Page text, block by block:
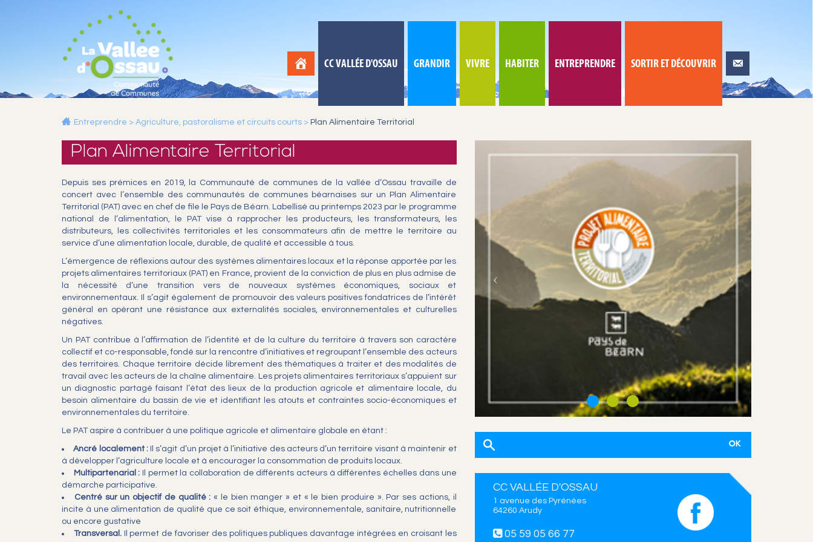
CC VALLÉE D'OSSAU GRANDIR VIVRE HABITER ENTREPRENDRE SORTIR ET DÉCOUVRIR
Entreprendre > Agriculture, pastoralisme et circuits courts > Plan Alimentaire Territorial
Plan Alimentaire Territorial
Depuis ses prémices en 2019, la Communauté de communes de la vallée d’Ossau travaille de
concert avec l’ensemble des communautés de communes béarnaises sur un Plan Alimentaire
Territorial (PAT) avec en chef de file le Pays de Béarn. Labellisé au printemps 2023 par le programme
national de l’alimentation, le PAT vise à rapprocher les producteurs, les transformateurs, les
distributeurs, les collectivités territoriales et les consommateurs afin de mettre le territoire au
service d’une alimentation locale, durable, de qualité et accessible à tous.
L’émergence de réflexions autour des systèmes alimentaires locaux et la réponse apportée par les
projets alimentaires territoriaux (PAT) en France, provient de la conviction de plus en plus admise de
la nécessité d’une transition vers de nouveaux systèmes économiques, sociaux et
environnementaux. Il s’agit également de promouvoir des valeurs positives fondatrices de l’intérêt
général en opérant une résistance aux externalités sociales, environnementales et culturelles
négatives.
Un PAT contribue à l’affirmation de l’identité et de la culture du territoire à travers son caractère
collectif et co-responsable, fondé sur la rencontre d’initiatives et regroupant l’ensemble des acteurs
des territoires. Chaque territoire décide librement des thématiques à traiter et des modalités de
travail avec les acteurs de la chaîne alimentaire. Les projets alimentaires territoriaux s’appuient sur
un diagnostic partagé faisant l’état des lieux de la production agricole et alimentaire locale, du
besoin alimentaire du bassin de vie et identifiant les atouts et contraintes socio-économiques et
environnementales du territoire.
Le PAT aspire à contribuer à une politique agricole et alimentaire globale en étant :
Ancré localement :Il s’agit d’un projet à l’initiative des acteurs d’un territoire visant à maintenir et
à développer l’agriculture locale et à encourager la consommation de produits locaux.
Multipartenarial : Il permet la collaboration de différents acteurs à différentes échelles dans une
démarche participative.
Centré sur un objectif de qualité : « le bien manger » et « le bien produire ». Par ses actions, il
incite à une alimentation de qualité que ce soit éthique, environnementale, sanitaire, nutritionnelle
ou encore gustative
Transversal.Il permet de favoriser des politiques publiques davantage intégrées en croisant les
CC VALLÉE D'OSSAU
1 avenue des Pyrénées
64260 Arudy
05 59 05 66 77